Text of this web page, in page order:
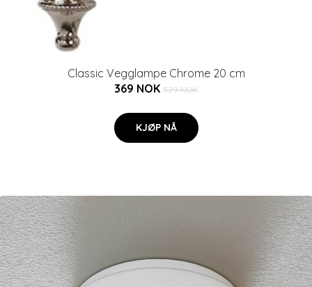
Classic Vegglampe Chrome 20 cm
369 NOK 529 NOK
KJØP NÅ